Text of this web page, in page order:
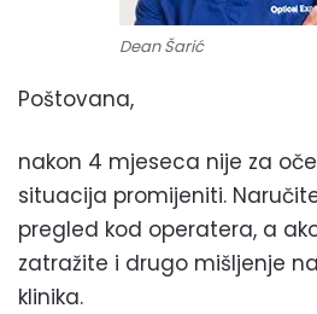
Dean Šarić
Poštovana,
nakon 4 mjeseca nije za
situacija promijeniti.
pregled kod operatera, a
zatražite i drugo mišljenje
klinika.